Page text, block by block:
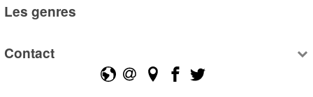
Les genres
Contact